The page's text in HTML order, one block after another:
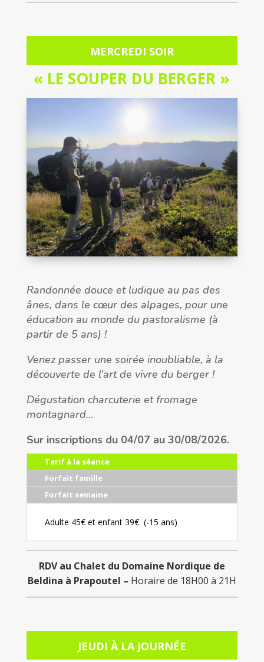
MERCREDI SOIR
« LE SOUPER DU BERGER »
Randonnée douce et ludique au pas des
ânes, dans le cœur des alpages, pour une
éducation au monde du pastoralisme (à
partir de 5 ans) !
Venez passer une soirée inoubliable, à la
découverte de l’art de vivre du berger !
Dégustation charcuterie et fromage
montagnard…
Sur inscriptions du 04/07 au 30/08/2026.
Tarif à la séance
Forfait famille
Forfait semaine
Adulte 45€ et enfant 39€ (-15 ans)
RDV au Chalet du Domaine Nordique de
Beldina à Prapoutel – Horaire de 18H00 à 21H
JEUDI À LA JOURNÉE